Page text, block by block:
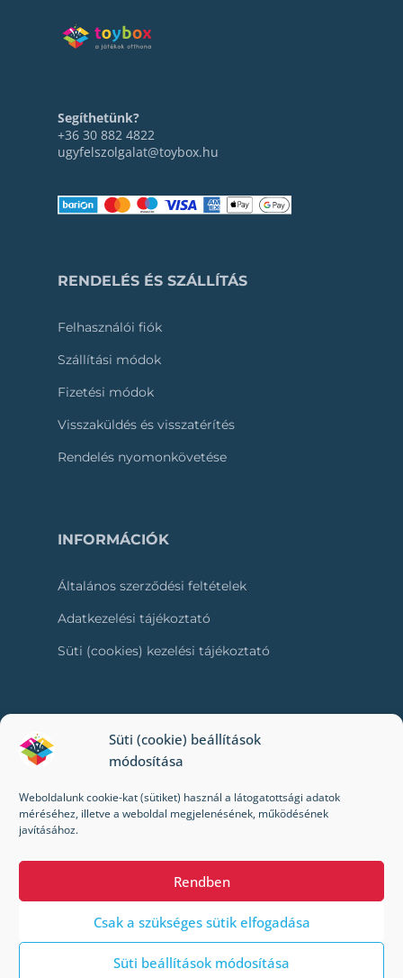
Süti (cookie) beállítások
módosítása
Weboldalunk cookie-kat (sütiket) használ a látogatottsági adatok
méréséhez, illetve a weboldal megjelenésének, működésének
javításához.
Rendben
Csak a szükséges sütik elfogadása
Süti beállítások módosítása
Segíthetünk?
+36 30 882 4822
ugyfelszolgalat@toybox.hu
RENDELÉS ÉS SZÁLLÍTÁS
Felhasználói fiók
Szállítási módok
Fizetési módok
Visszaküldés és visszatérítés
Rendelés nyomonkövetése
INFORMÁCIÓK
Általános szerződési feltételek
Adatkezelési tájékoztató
Süti (cookies) kezelési tájékoztató
RÓLUNK
Kik vagyunk mi?